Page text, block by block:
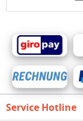
Service Hotline